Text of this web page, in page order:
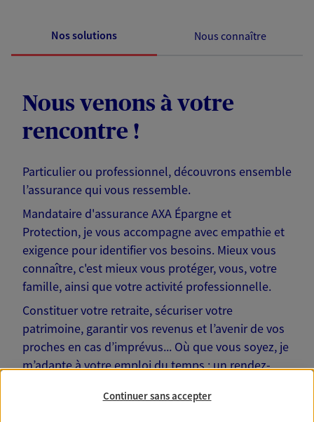
Nos solutions Nous connaître
Nous venons à votre
rencontre !
Particulier ou professionnel, découvrons ensemble
l’assurance qui vous ressemble.
Mandataire d'assurance AXA Épargne et
Protection, je vous accompagne avec empathie et
exigence pour identifier vos besoins. Mieux vous
connaître, c'est mieux vous protéger, vous, votre
famille, ainsi que votre activité professionnelle.
Constituer votre retraite, sécuriser votre
patrimoine, garantir vos revenus et l’avenir de vos
proches en cas d’imprévus... Où que vous soyez, je
m’adapte à votre emploi du temps : un rendez-
travail… Je suis là pour échanger avec vous !
Continuer sans accepter